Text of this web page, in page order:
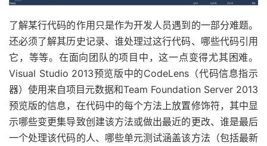
了解某行代码的作用只是作为开发人员遇到的一部分难题。
还必须了解其历史记录、谁处理过这行代码、哪些代码引用
它，等等。在面向团队的项目中，这一点变得尤其困难。
Visual Studio 2013预览版中的CodeLens（代码信息指示
器）使用来自项目元数据和Team Foundation Server 2013
预览版的信息，在代码中的每个方法上放置修饰符，其中显
示哪些变更集导致创建该方法或做出最近的更改、谁是最后
一个处理该代码的人、哪些单元测试涵盖该方法（包括最新